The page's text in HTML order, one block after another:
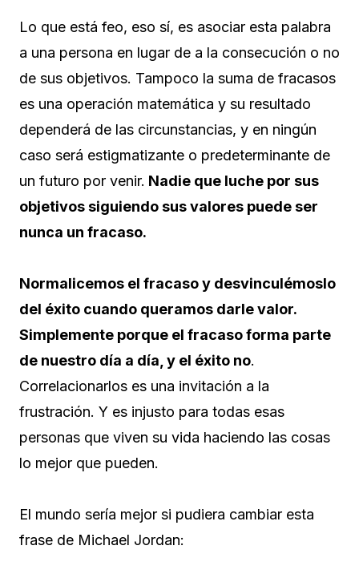
Lo que está feo, eso sí, es asociar esta palabra
a una persona en lugar de a la consecución o no
de sus objetivos. Tampoco la suma de fracasos
es una operación matemática y su resultado
dependerá de las circunstancias, y en ningún
caso será estigmatizante o predeterminante de
un futuro por venir. Nadie que luche por sus
objetivos siguiendo sus valores puede ser
nunca un fracaso.
Normalicemos el fracaso y desvinculémoslo
del éxito cuando queramos darle valor.
Simplemente porque el fracaso forma parte
de nuestro día a día, y el éxito no.
Correlacionarlos es una invitación a la
frustración. Y es injusto para todas esas
personas que viven su vida haciendo las cosas
lo mejor que pueden.
El mundo sería mejor si pudiera cambiar esta
frase de Michael Jordan: